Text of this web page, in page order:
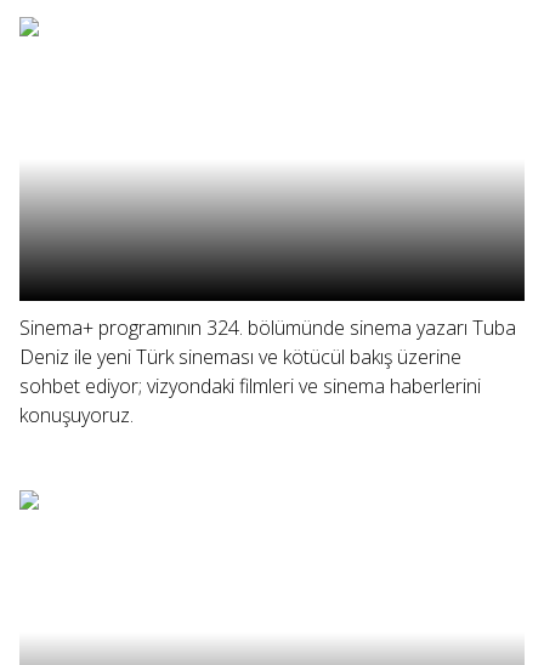
Sinema+ programının 324. bölümünde sinema yazarı Tuba
Deniz ile yeni Türk sineması ve kötücül bakış üzerine
sohbet ediyor; vizyondaki filmleri ve sinema haberlerini
konuşuyoruz.